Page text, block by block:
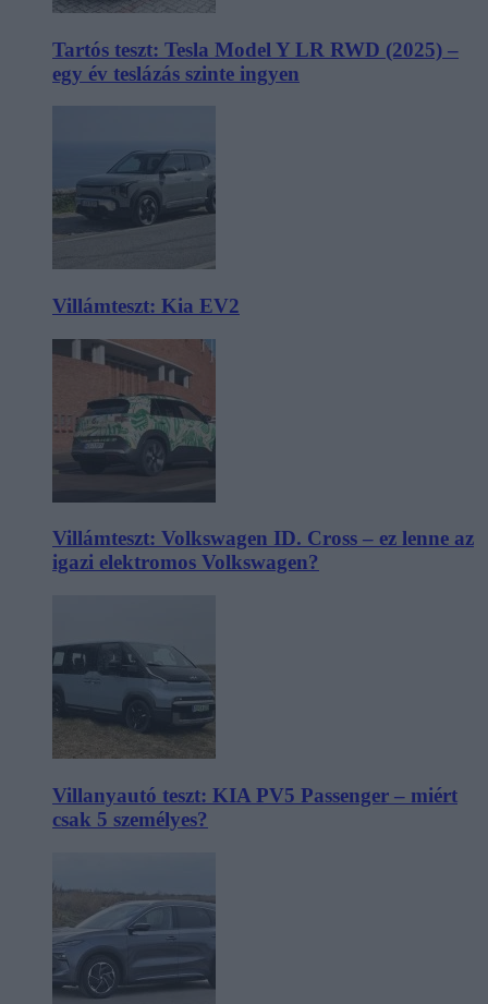
Tartós teszt: Tesla Model Y LR RWD (2025) –
egy év teslázás szinte ingyen
Villámteszt: Kia EV2
Villámteszt: Volkswagen ID. Cross – ez lenne az
igazi elektromos Volkswagen?
Villanyautó teszt: KIA PV5 Passenger – miért
csak 5 személyes?